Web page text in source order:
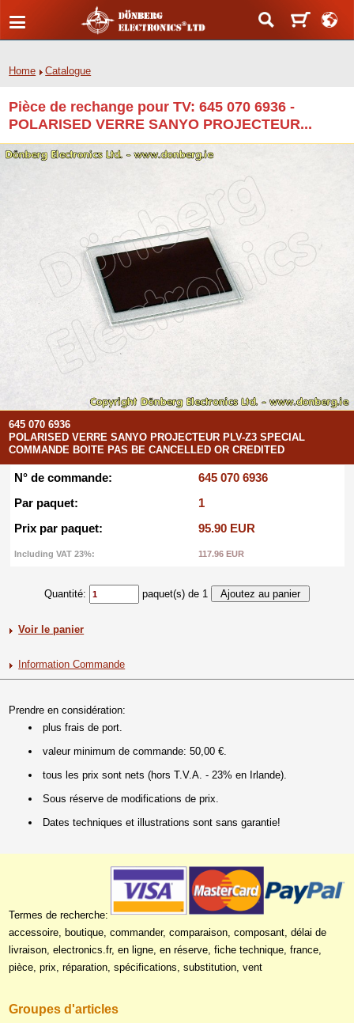
Home Catalogue
Pièce de rechange pour TV: 645 070 6936 -
POLARISED VERRE SANYO PROJECTEUR...
645 070 6936
POLARISED VERRE SANYO PROJECTEUR PLV-Z3 SPECIAL
COMMANDE BOITE PAS BE CANCELLED OR CREDITED
N° de commande:
645 070 6936
Par paquet:
1
Prix par paquet:
95.90 EUR
Including VAT 23%: 117.96 EUR
Quantité: paquet(s) de 1
Voir le panier
Information Commande
Prendre en considération:
plus frais de port.
valeur minimum de commande: 50,00 €.
tous les prix sont nets (hors T.V.A. - 23% en Irlande).
Sous réserve de modifications de prix.
Dates techniques et illustrations sont sans garantie!
Termes de recherche:
accessoire, boutique, commander, comparaison, composant, délai de
livraison, electronics.fr, en ligne, en réserve, fiche technique, france,
pièce, prix, réparation, spécifications, substitution, vent
Groupes d'articles